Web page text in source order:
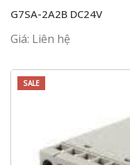
G7SA-2A2B DC24V
Giá: Liên hệ
SALE